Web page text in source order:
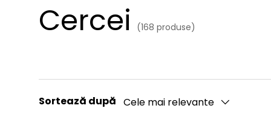
Cercei (168 produse)
Sortează după Cele mai relevante